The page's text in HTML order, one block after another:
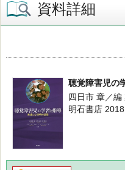
資料詳細
聴覚障害児の
四日市 章／編
明石書店